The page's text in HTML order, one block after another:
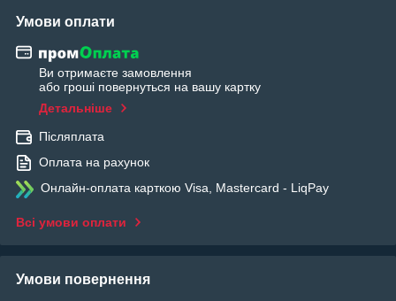
Умови оплати
Ви отримаєте замовлення
або гроші повернуться на вашу картку
Детальніше
Післяплата
Оплата на рахунок
Онлайн-оплата карткою Visa, Mastercard - LiqPay
Всі умови оплати
Умови повернення